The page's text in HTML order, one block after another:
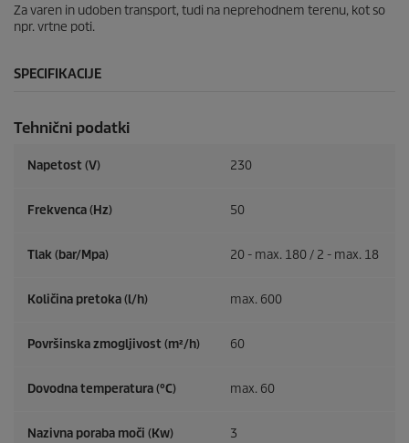
Za varen in udoben transport, tudi na neprehodnem terenu, kot so
npr. vrtne poti.
SPECIFIKACIJE
Tehnični podatki
Napetost (V) 230
Frekvenca (Hz) 50
Tlak (bar/Mpa) 20 - max. 180 / 2 - max. 18
Količina pretoka (l/h) max. 600
Površinska zmogljivost (m²/h) 60
Dovodna temperatura (°C) max. 60
Nazivna poraba moči (Kw) 3